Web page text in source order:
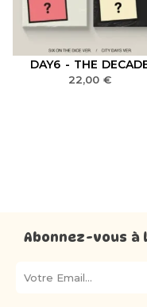
DAY6 - THE
22,00 €
Abonnez-vous